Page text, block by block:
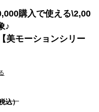
購入で使える\2,00
♪
美モーションシリー
込）